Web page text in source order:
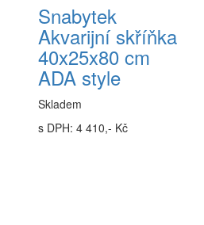
Snabytek
Akvarijní skříňka
40x25x80 cm
ADA style
Skladem
s DPH: 4 410,- Kč